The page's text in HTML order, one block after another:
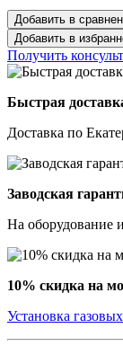
Добавить в
Добавить в
Получить
Быстрая
Доставка по
Заводская
На оборудование
10% скидка на
Установка